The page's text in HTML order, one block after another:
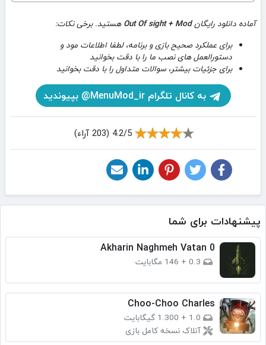
آماده دانلود رایگانOut Of sight + Mod هستید. برخی نکات:
برای عملکرد صحیح بازی و برنامه، لطفا اطلاعات مود و
دستورالعمل های نصب ما را با دقت بخوانید
برای جزئیات بیشتر، سوالات متداول را با دقت بخوانید
به کانال تلگرام MenuMod_ir@ بپیوندید
4.2/5 (203 آراء)
پیشنهادات برای شما
Akharin Naghmeh Vatan 0
0.3
+ 146 مگابایت
Choo-Choo Charles
1.0
+ 1.300 گیگابایت
آنلاک نسخه کامل بازی